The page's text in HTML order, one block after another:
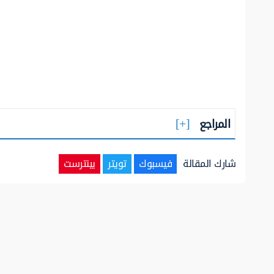
المراجع
شارك المقالة فيسبوك تويتر بينترست